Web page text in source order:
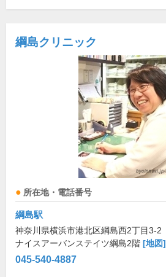
綱島クリニック
所在地・電話番号
綱島駅
神奈川県横浜市港北区綱島西2丁目3-2
ナイスアーバンステイツ綱島2階 [地図]
045-540-4887